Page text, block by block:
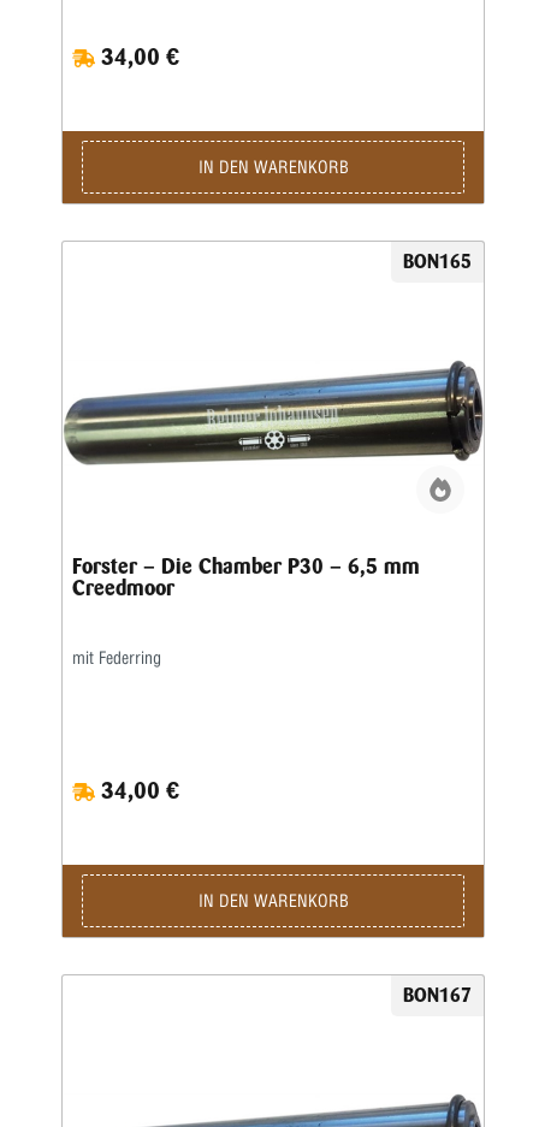
34,00 €
IN DEN WARENKORB
BON165
Forster – Die Chamber P30 – 6,5 mm
Creedmoor
mit Federring
34,00 €
IN DEN WARENKORB
BON167